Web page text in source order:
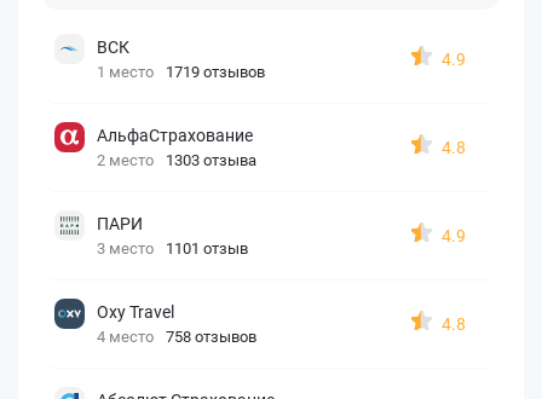
ВСК
1 место 1719 отзывов
4.9
АльфаСтрахование
2 место 1303 отзыва
4.8
ПАРИ
3 место 1101 отзыв
4.9
Oxy Travel
4 место 758 отзывов
4.8